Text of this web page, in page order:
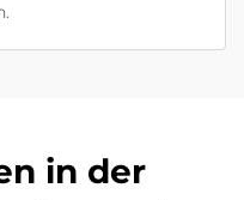
in der